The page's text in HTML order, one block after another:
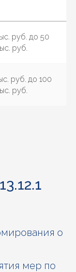
руб. до 50
руб.
руб. до 100
руб.
о
мер по